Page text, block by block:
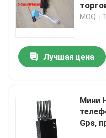
Контроль качества
Jammers трутня
Jammer радиосигнала
Jammer радиочастоты
MOQ：1
Лучшая цена
Мини
Gps,